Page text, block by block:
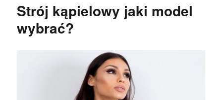
Strój kąpielowy jaki model
wybrać?